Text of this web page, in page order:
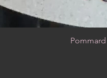
Pommard